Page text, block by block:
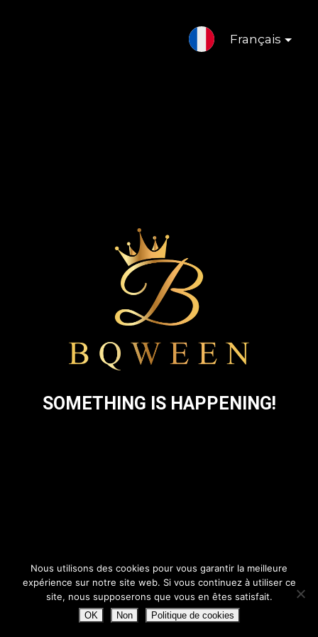
Français
SOMETHING IS HAPPENING!
Nous utilisons des cookies pour vous garantir la meilleure
expérience sur notre site web. Si vous continuez à utiliser ce
site, nous supposerons que vous en êtes satisfait.
OK Non Politique de cookies